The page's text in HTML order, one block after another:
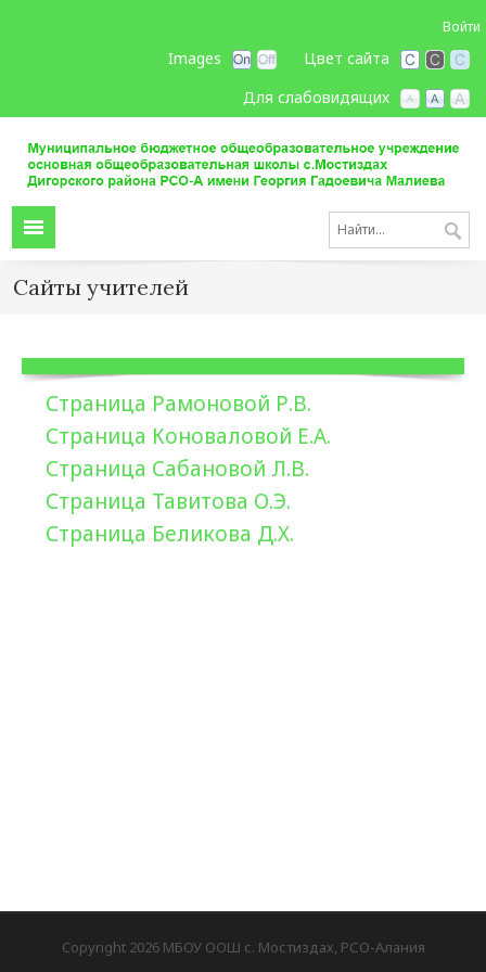
Войти
Цвет сайта
Images
Для слабовидящих
Сайты учителей
Страница Рамоновой Р.В.
Страница Коноваловой Е.А.
Страница Сабановой Л.В.
Страница Тавитова О.Э.
Страница Беликова Д.Х.
Copyright 2026 МБОУ ООШ с. Мостиздах, РСО-Алания